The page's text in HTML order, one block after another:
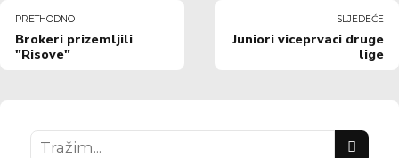
PRETHODNO
Brokeri prizemljili
"Risove"
SLJEDEĆE
Juniori viceprvaci druge
lige